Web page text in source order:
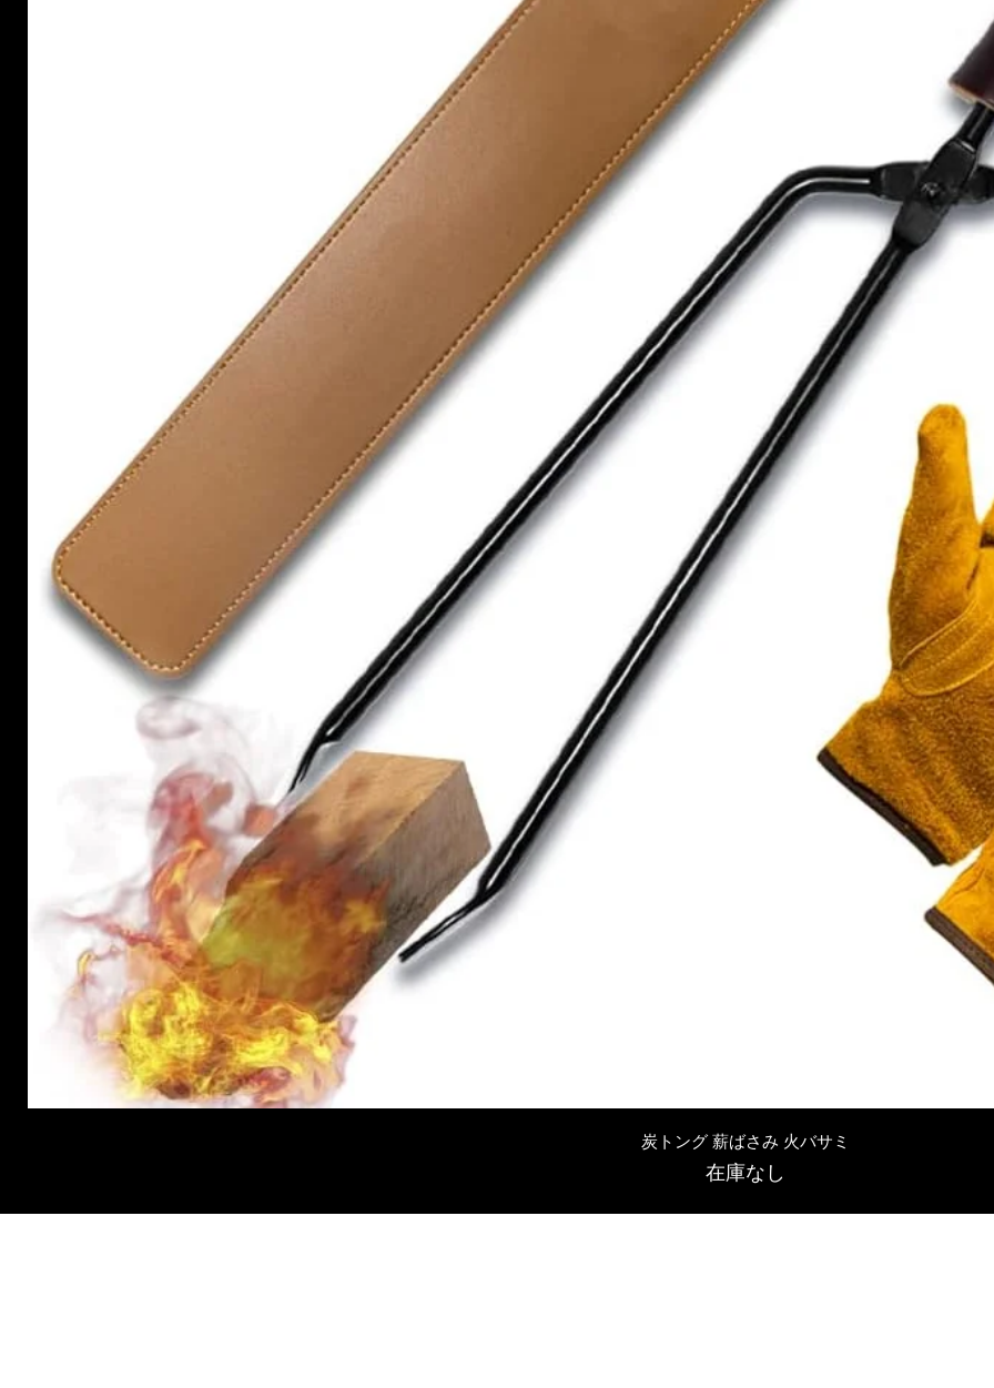
クイックビュー
炭トング 薪ばさみ 火バサミ
在庫なし